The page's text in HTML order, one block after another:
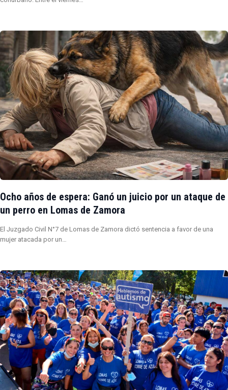
Ocho años de espera: Ganó un juicio por un ataque de
un perro en Lomas de Zamora
El Juzgado Civil N°7 de Lomas de Zamora dictó sentencia a favor de una
mujer atacada por un…